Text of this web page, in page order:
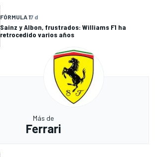
FÓRMULA 17 d
Sainz y Albon, frustrados: Williams F1 ha
retrocedido varios años
Más de
Ferrari